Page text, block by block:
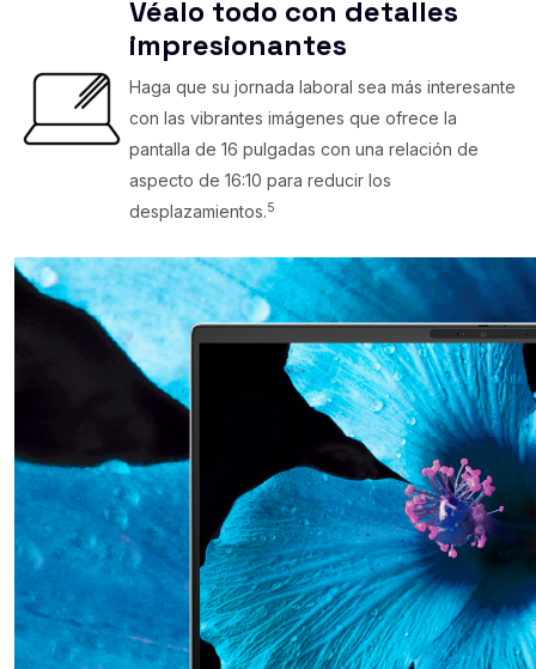
Véalo todo con detalles
impresionantes
Haga que su jornada laboral sea más interesante
con las vibrantes imágenes que ofrece la
pantalla de 16 pulgadas con una relación de
aspecto de 16:10 para reducir los
desplazamientos.5